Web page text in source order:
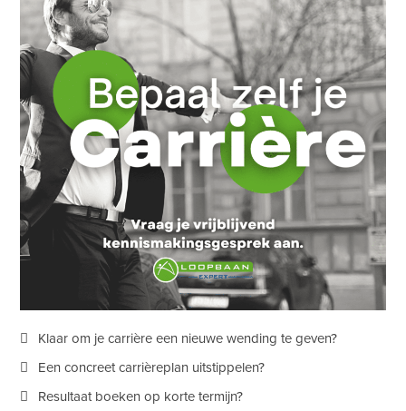
Klaar om je carrière een nieuwe wending te geven?
Een concreet carrièreplan uitstippelen?
Resultaat boeken op korte termijn?